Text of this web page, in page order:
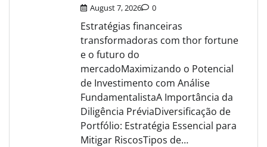
August 7, 2026 0
Estratégias financeiras
transformadoras com thor fortune
e o futuro do
mercadoMaximizando o Potencial
de Investimento com Análise
FundamentalistaA Importância da
Diligência PréviaDiversificação de
Portfólio: Estratégia Essencial para
Mitigar RiscosTipos de…